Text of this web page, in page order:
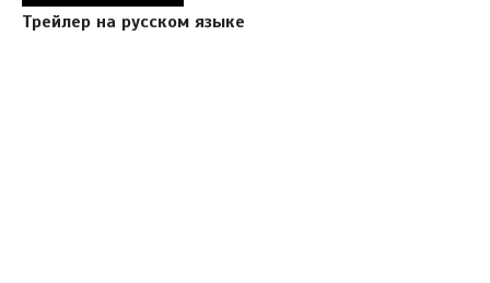
Трейлер на русском языке